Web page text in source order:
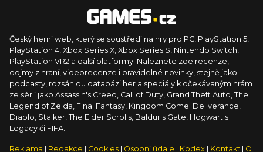
Český herní web, který se soustředí na hry pro PC, PlayStation 5,
PlayStation 4, Xbox Series X, Xbox Series S, Nintendo Switch,
PlayStation VR2 a další platformy. Naleznete zde recenze,
dojmy z hraní, videorecenze i pravidelné novinky, stejně jako
podcasty, rozsáhlou databázi her a speciály k očekávaným hrám
ze sérií jako Assassin's Creed, Call of Duty, Grand Theft Auto, The
Legend of Zelda, Final Fantasy, Kingdom Come: Deliverance,
Diablo, Stalker, The Elder Scrolls, Baldur's Gate, Hogwart's
Legacy či FIFA.
Reklama Redakce Cookies Osobní údaje Kodex Kontakt O